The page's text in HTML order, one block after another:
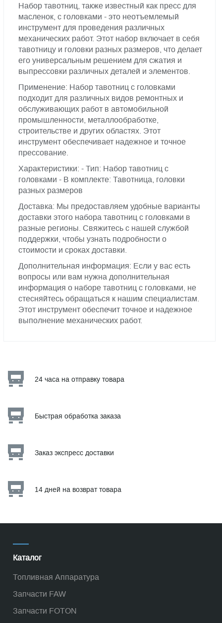
Набор тавотниц, также известный как пресс для
масленок, с головками - это неотъемлемый
инструмент для проведения различных
механических работ. Этот набор включает в себя
тавотницу и головки разных размеров, что делает
его универсальным решением для сжатия и
выпрессовки различных деталей и элементов.
Применение: Набор тавотниц с головками
подходит для различных видов ремонтных и
обслуживающих работ в автомобильной
промышленности, металлообработке,
строительстве и других областях. Этот
инструмент обеспечивает надежное и точное
прессование.
Характеристики: - Тип: Набор тавотниц с
головками - В комплекте: Тавотница, головки
разных размеров
Доставка: Мы предоставляем удобные варианты
доставки этого набора тавотниц с головками в
разные регионы. Свяжитесь с нашей службой
поддержки, чтобы узнать подробности о
стоимости и сроках доставки.
Дополнительная информация: Если у вас есть
вопросы или вам нужна дополнительная
информация о наборе тавотниц с головками, не
стесняйтесь обращаться к нашим специалистам.
Этот инструмент обеспечит точное и надежное
выполнение механических работ.
24 часа на отправку товара
Быстрая обработка заказа
Заказ экспресс доставки
14 дней на возврат товара
Каталог
Топливная Аппаратура
Запчасти FAW
Запчасти FOTON